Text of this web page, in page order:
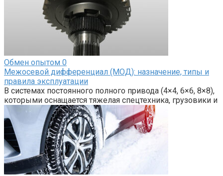
Обмен опытом 0
Межосевой дифференциал (МОД): назначение, типы и
правила эксплуатации
В системах постоянного полного привода (4×4, 6×6, 8×8),
которыми оснащается тяжелая спецтехника, грузовики и